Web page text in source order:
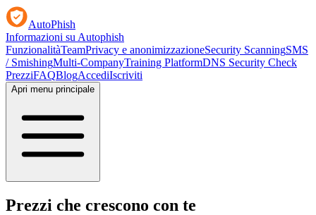
AutoPhish
Informazioni su Autophish
FunzionalitàTeamPrivacy e anonimizzazioneSecurity ScanningSMS
/ SmishingMulti-CompanyTraining PlatformDNS Security Check
PrezziFAQBlogAccediIscriviti
Apri menu principale
Prezzi che crescono con te